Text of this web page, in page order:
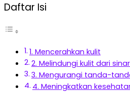
Daftar Isi
1. Mencerahkan kulit
2. Melindungi kulit dari
3. Mengurangi tanda-
4. Meningkatkan